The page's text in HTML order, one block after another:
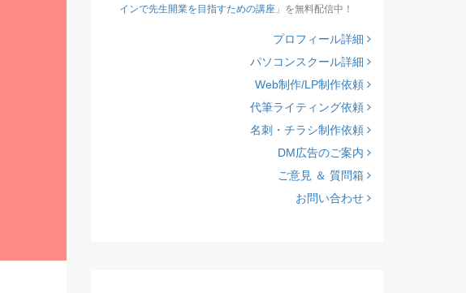
インで先生開業を目指すための講座 」を無料配信中！
プロフィール詳細
パソコンスクール詳細
Web制作/LP制作依頼
代筆ライティング依頼
名刺・チラシ制作依頼
DM広告のご案内
ご意見 ＆ 質問箱
お問い合わせ